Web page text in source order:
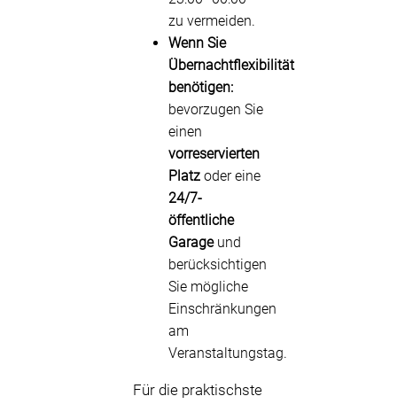
zu vermeiden.
Wenn Sie
Übernachtflexibilität
benötigen:
bevorzugen Sie
einen
vorreservierten
Platz oder eine
24/7-
öffentliche
Garageund
berücksichtigen
Sie mögliche
Einschränkungen
am
Veranstaltungstag.
Für die praktischste